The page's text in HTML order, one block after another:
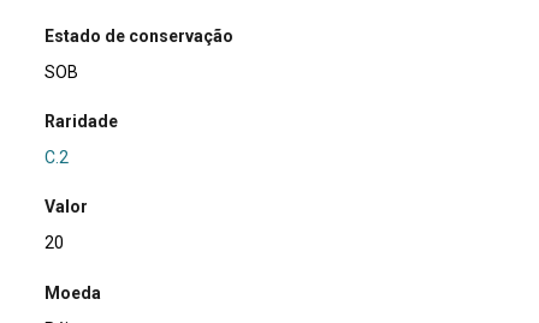
Estado de conservação
SOB
Raridade
C.2
Valor
20
Moeda